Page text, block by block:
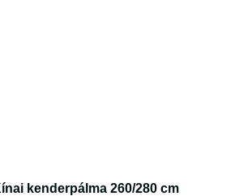
kenderpálma 260/280 cm